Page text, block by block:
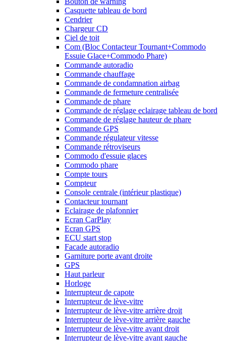
Casquette tableau de bord
Cendrier
Chargeur CD
Ciel de toit
Com (Bloc Contacteur Tournant+Commodo
Essuie Glace+Commodo Phare)
Commande autoradio
Commande chauffage
Commande de condamnation airbag
Commande de fermeture centralisée
Commande de phare
Commande de réglage eclairage tableau de bord
Commande de réglage hauteur de phare
Commande GPS
Commande régulateur vitesse
Commande rétroviseurs
Commodo d'essuie glaces
Commodo phare
Compte tours
Compteur
Console centrale (intérieur plastique)
Contacteur tournant
Eclairage de plafonnier
Ecran CarPlay
Ecran GPS
ECU start stop
Facade autoradio
Garniture porte avant droite
GPS
Haut parleur
Horloge
Interrupteur de capote
Interrupteur de lève-vitre
Interrupteur de lève-vitre arrière droit
Interrupteur de lève-vitre arrière gauche
Interrupteur de lève-vitre avant droit
Interrupteur de lève-vitre avant gauche